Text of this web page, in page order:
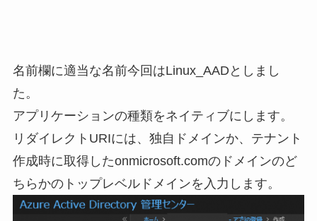
名前欄に適当な名前今回はLinux_AADとしまし
た。
アプリケーションの種類をネイティブにします。
リダイレクトURIには、独自ドメインか、テナント
作成時に取得したonmicrosoft.comのドメインのど
ちらかのトップレベルドメインを入力します。